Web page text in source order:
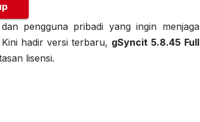
pengguna pribadi yang ingin menjaga
hadir versi terbaru, gSyncit 5.8.45 Full
lisensi.